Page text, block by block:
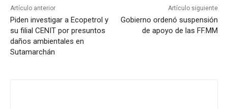
Artículo anterior
Piden investigar a Ecopetrol y
su filial CENIT por presuntos
daños ambientales en
Sutamarchán
Artículo siguiente
Gobierno ordenó suspensión
de apoyo de las FF.MM